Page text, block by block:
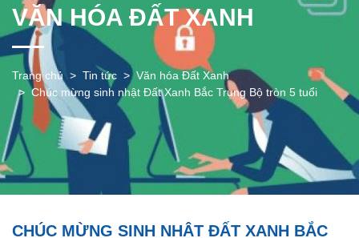
VĂN HÓA ĐẤT XANH
Trang chủ Tin tức
Văn hóa Đất Xanh
Chúc mừng sinh nhật Đất Xanh Bắc Trung Bộ tròn 5 tuổi
CHÚC MỪNG SINH NHẬT ĐẤT XANH BẮC